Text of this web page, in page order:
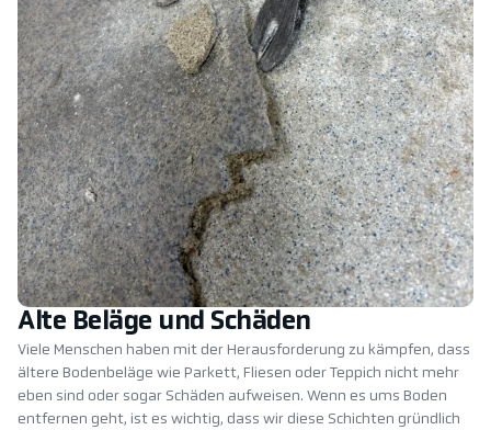
Alte Beläge und Schäden
Viele Menschen haben mit der Herausforderung zu kämpfen, dass
ältere Bodenbeläge wie Parkett, Fliesen oder Teppich nicht mehr
eben sind oder sogar Schäden aufweisen. Wenn es ums Boden
entfernen geht, ist es wichtig, dass wir diese Schichten gründlich